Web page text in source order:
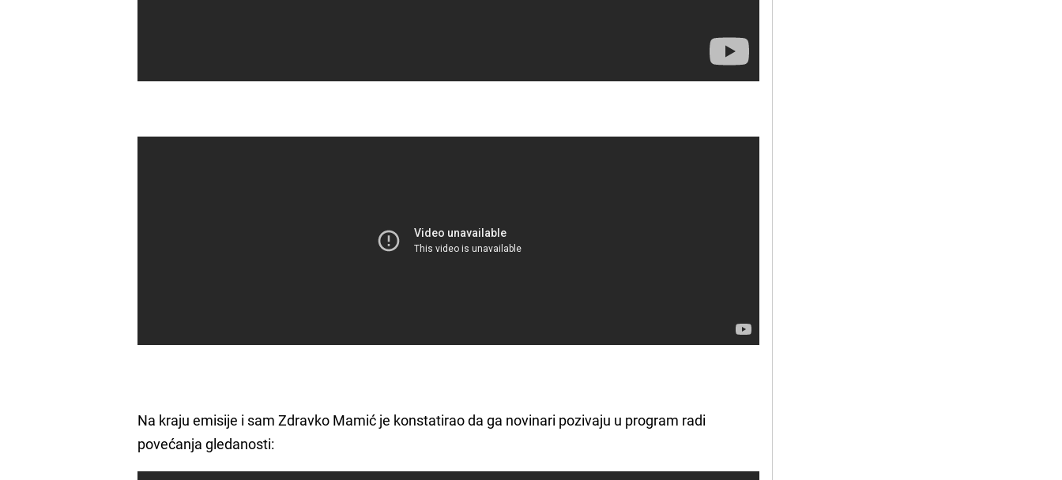
Na kraju emisije i sam Zdravko Mamić je konstatirao da ga novinari pozivaju u program radi
povećanja gledanosti: